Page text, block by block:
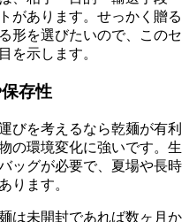
があります。せっかく贈る
形を選びたいので、このセ
を示します。
存性
びを考えるなら乾麺が有利
の環境変化に強いです。生
ッグが必要で、夏場や長時
ります。
は未開封であれば数ヶ月か